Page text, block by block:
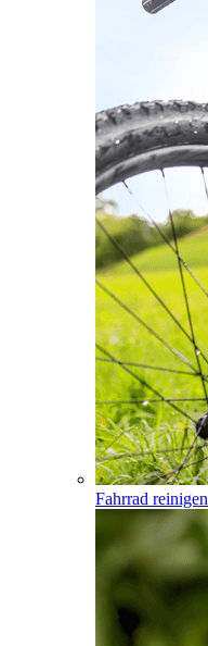
Fahrrad reinigen